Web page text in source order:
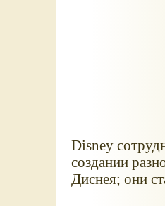
Disney
создании
Диснея; они